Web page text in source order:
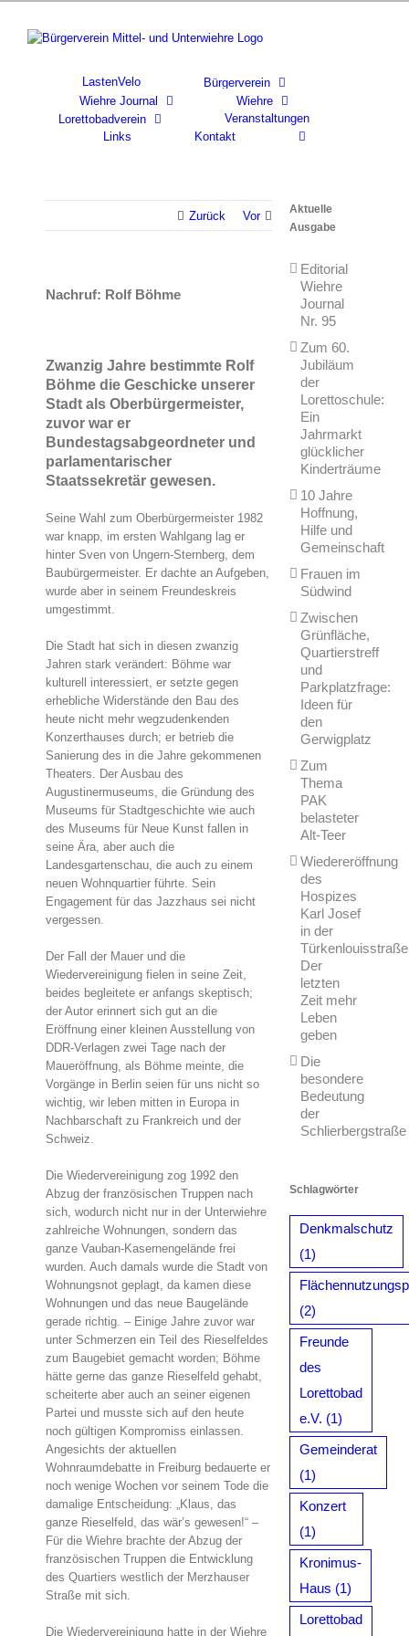
content
LastenVelo
Bürgerverein
Wiehre Journal
Wiehre
Lorettobadverein
Veranstaltungen
Links
Kontakt
Zurück Vor
Nachruf: Rolf Böhme
Zwanzig Jahre bestimmte Rolf
Böhme die Geschicke unserer
Stadt als Oberbürgermeister,
zuvor war er
Bundestagsabgeordneter und
parlamentarischer
Staatssekretär gewesen.
Seine Wahl zum Oberbürgermeister 1982
war knapp, im ersten Wahlgang lag er
hinter Sven von Ungern-Sternberg, dem
Baubürgermeister. Er dachte an Aufgeben,
wurde aber in seinem Freundeskreis
umgestimmt.
Die Stadt hat sich in diesen zwanzig
Jahren stark verändert: Böhme war
kulturell interessiert, er setzte gegen
erhebliche Widerstände den Bau des
heute nicht mehr wegzudenkenden
Konzerthauses durch; er betrieb die
Sanierung des in die Jahre gekommenen
Theaters. Der Ausbau des
Augustinermuseums, die Gründung des
Museums für Stadtgeschichte wie auch
des Museums für Neue Kunst fallen in
seine Ära, aber auch die
Landesgartenschau, die auch zu einem
neuen Wohnquartier führte. Sein
Engagement für das Jazzhaus sei nicht
vergessen.
Der Fall der Mauer und die
Wiedervereinigung fielen in seine Zeit,
beides begleitete er anfangs skeptisch;
der Autor erinnert sich gut an die
Eröffnung einer kleinen Ausstellung von
DDR-Verlagen zwei Tage nach der
Maueröffnung, als Böhme meinte, die
Vorgänge in Berlin seien für uns nicht so
wichtig, wir leben mitten in Europa in
Nachbarschaft zu Frankreich und der
Schweiz.
Die Wiedervereinigung zog 1992 den
Abzug der französischen Truppen nach
sich, wodurch nicht nur in der Unterwiehre
zahlreiche Wohnungen, sondern das
ganze Vauban-Kasernengelände frei
wurden. Auch damals wurde die Stadt von
Wohnungsnot geplagt, da kamen diese
Wohnungen und das neue Baugelände
gerade richtig. – Einige Jahre zuvor war
unter Schmerzen ein Teil des Rieselfeldes
zum Baugebiet gemacht worden; Böhme
hätte gerne das ganze Rieselfeld gehabt,
scheiterte aber auch an seiner eigenen
Partei und musste sich auf den heute
noch gültigen Kompromiss einlassen.
Angesichts der aktuellen
Wohnraumdebatte in Freiburg bedauerte er
noch wenige Wochen vor seinem Tode die
damalige Entscheidung: „Klaus, das
ganze Rieselfeld, das wär’s gewesen!“ –
Für die Wiehre brachte der Abzug der
französischen Truppen die Entwicklung
des Quartiers westlich der Merzhauser
Straße mit sich.
Die Wiedervereinigung hatte in der Wiehre
Aktuelle
Ausgabe
Editorial
Wiehre
Journal
Nr. 95
Zum 60.
Jubiläum
der
Lorettoschule:
Ein
Jahrmarkt
glücklicher
Kinderträume
10 Jahre
Hoffnung,
Hilfe und
Gemeinschaft
Frauen im
Südwind
Zwischen
Grünfläche,
Quartierstreff
und
Parkplatzfrage:
Ideen für
den
Gerwigplatz
Zum
Thema
PAK
belasteter
Alt-Teer
Wiedereröffnung
des
Hospizes
Karl Josef
in der
Der
letzten
Zeit mehr
Leben
geben
Die
besondere
Bedeutung
der
Schlierbergstraße
Schlagwörter
Denkmalschutz
(1)
(2)
Freunde
des
Lorettobad
e.V. (1)
Gemeinderat
(1)
Konzert
(1)
Kronimus-
Haus (1)
Lorettobad